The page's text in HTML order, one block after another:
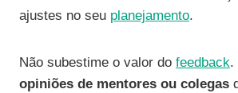
ajustes no seu planejamento.
Não subestime o valor do feedback.
opiniões de mentores ou colegas